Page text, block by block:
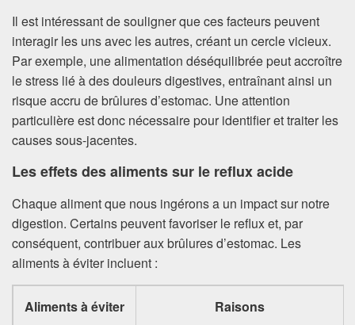
Il est intéressant de souligner que ces facteurs peuvent
interagir les uns avec les autres, créant un cercle vicieux.
Par exemple, une alimentation déséquilibrée peut accroître
le stress lié à des douleurs digestives, entraînant ainsi un
risque accru de brûlures d’estomac. Une attention
particulière est donc nécessaire pour identifier et traiter les
causes sous-jacentes.
Les effets des aliments sur le reflux acide
Chaque aliment que nous ingérons a un impact sur notre
digestion. Certains peuvent favoriser le reflux et, par
conséquent, contribuer aux brûlures d’estomac. Les
aliments à éviter incluent :
Aliments à éviter Raisons